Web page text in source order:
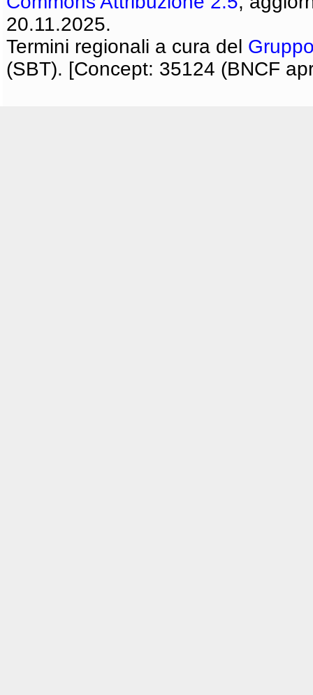
20.11.2025.
Termini regionali a cura del
(SBT). [Concept: 35124 (BNCF